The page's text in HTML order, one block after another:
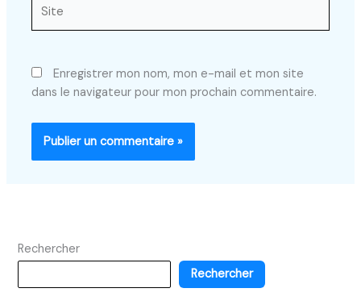
Enregistrer mon nom, mon e-mail et mon site
dans le navigateur pour mon prochain commentaire.
Rechercher
Rechercher